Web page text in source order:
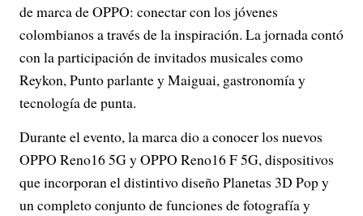
de marca de OPPO: conectar con los jóvenes
colombianos a través de la inspiración. La jornada contó
con la participación de invitados musicales como
Reykon, Punto parlante y Maiguai, gastronomía y
tecnología de punta.
Durante el evento, la marca dio a conocer los nuevos
OPPO Reno16 5G y OPPO Reno16 F 5G, dispositivos
que incorporan el distintivo diseño Planetas 3D Pop y
un completo conjunto de funciones de fotografía y